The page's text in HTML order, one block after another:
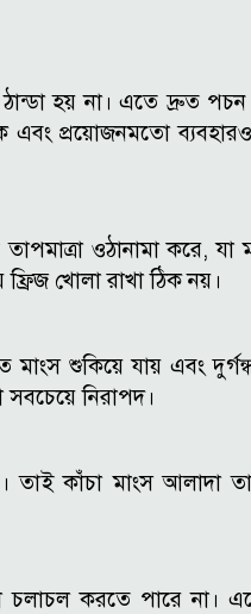
হয় না। এতে দ্রুত
এবং প্রয়োজনমতো
ওঠানামা করে, যা
খোলা রাখা ঠিক নয়।
শুকিয়ে যায় এবং
সবচেয়ে নিরাপদ।
তাই কাঁচা মাংস আলাদা
চলাচল করতে পারে না।